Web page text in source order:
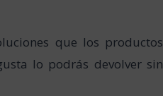
que los productos
lo podrás devolver sin